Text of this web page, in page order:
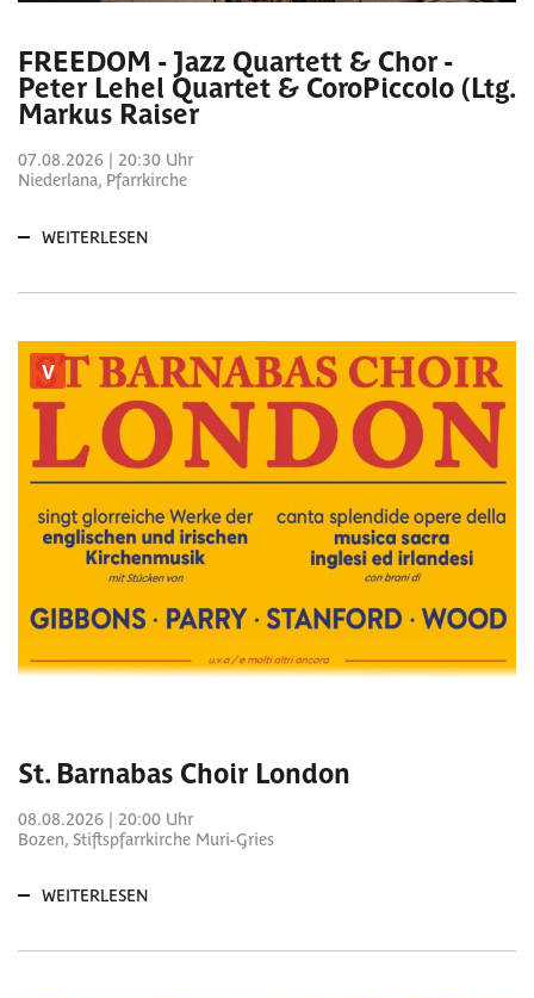
FREEDOM - Jazz Quartett & Chor -
Peter Lehel Quartet & CoroPiccolo (Ltg.
Markus Raiser
07.08.2026 | 20:30 Uhr
Niederlana, Pfarrkirche
WEITERLESEN
V
St. Barnabas Choir London
08.08.2026 | 20:00 Uhr
Bozen, Stiftspfarrkirche Muri-Gries
WEITERLESEN